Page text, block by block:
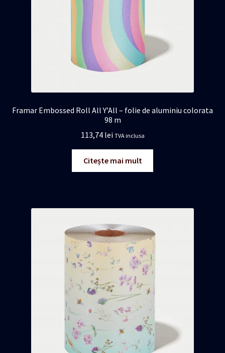
Framar Embossed Roll All Y’All – folie de aluminiu colorata
98 m
113,74 lei TVA inclusa
Citește mai mult